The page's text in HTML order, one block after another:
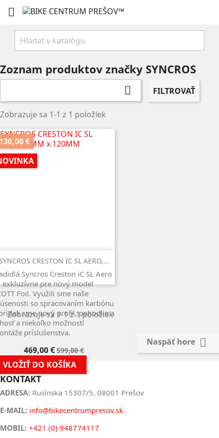

Zoznam produktov značky SYNCROS
 FILTROVAŤ
Zobrazuje sa 1-1 z 1 položiek
€
CRESTON IC SL AERO,...
Syncros Creston iC SL Aero
exkluzívne pre nový model
Foil. Využili sme naše
so spracovaním karbónu
sme nový profil, pohodlie a
a niekoľko možností
príslušenstva.
Cena
469,00 €Základná
cena
599,00 €
VLOŽIŤ DO KOŠÍKA
Zobrazuje sa 1-1 z 1 položiek
Naspäť hore 
KONTAKT
ADRESA: Rusínska 15307/5, 08001 Prešov
E-MAIL: info@bikecentrumpresov.sk
MOBIL: +421 (0) 948774117